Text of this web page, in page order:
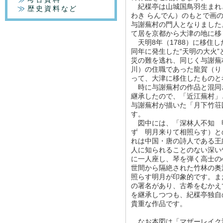
歴史資料など
紀楳亭は山城国鳥羽生ま
わき らんでん）のもとで画
与謝蕪村の門人となりまし
て居を京都から大津の地に
天明8年（1788）に移住し
同年に発生した“天明の大火
災の難を逃れ、同じく与謝
川）の住職であった龍賀（
って、大津に移住したもの
時に与謝蕪村の作品と混
継承したので、「近江蕪村
与謝蕪村が描いた「月下竹
す。
図中には、「深林人不知
ず 明月来りて相照らす）と
れは中国・唐の詩人である
人に知られることのない深
に一人座し、琴を弾く高士
世間から隔絶された竹林の
照らす明月が印象的です。
の署名があり、古希をむか
を継承しつつも、紀楳亭独
貴重な作品です。